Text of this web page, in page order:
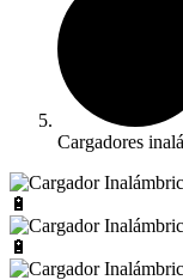
Cargadores